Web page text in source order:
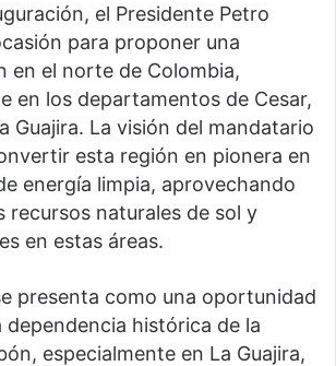
el Presidente Petro
para proponer una
en el norte de Colombia,
en los departamentos de Cesar,
Guajira. La visión del mandatario
esta región en pionera en
energía limpia, aprovechando
recursos naturales de sol y
en estas áreas.
presenta como una oportunidad
dependencia histórica de la
especialmente en La Guajira,